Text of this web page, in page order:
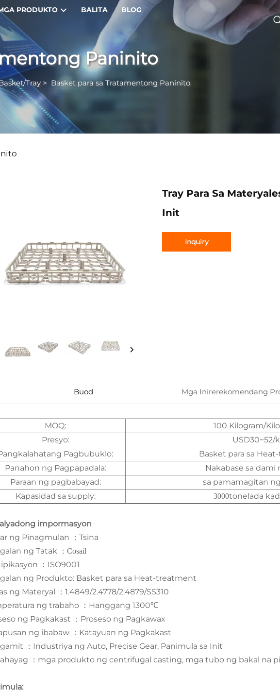
PRODUKTO BALITA BLOG
Paninito
Tray > Basket para sa Tratamentong Paninito
Tray Para Sa
Init
Inquiry
Buod Mga Inirerekomendang
MOQ:
100 Kilogram/
Presyo:
USD30~52/
Pagbubuklo:
Basket para sa
Panahon ng Pagpapadala:
Nakabase sa dami
Paraan ng pagbabayad:
sa pamamagitan ng
Kapasidad sa supply:
3000tonelada
impormasyon
ng Pinagmulan
： Tsina
ng Tatak
： Cosail
： ISO9001
ng Produkto: Basket para sa Heat-treatment
ng Materyal
： 1.4849/2.4778/2.4879/SS310
ng trabaho
： Hanggang 1300℃
ng Pagkakast
： Proseso ng Pagkawax
ng ibabaw
： Katayuan ng Pagkakast
： Industriya ng Auto, Precise Gear, Panimula sa Init
： mga produkto ng centrifugal casting, mga tubo ng bakal na